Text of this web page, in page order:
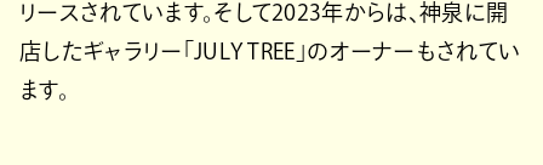
リースされています。そして2023年からは、神泉に開
店したギャラリー「JULY TREE」のオーナーもされてい
ます。